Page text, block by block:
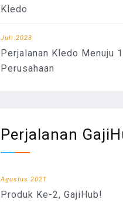
Kledo
Juli 2023
Perjalanan Kledo Menuju
Perusahaan
Perjalanan
Agustus 2021
Produk Ke-2, GajiHub!